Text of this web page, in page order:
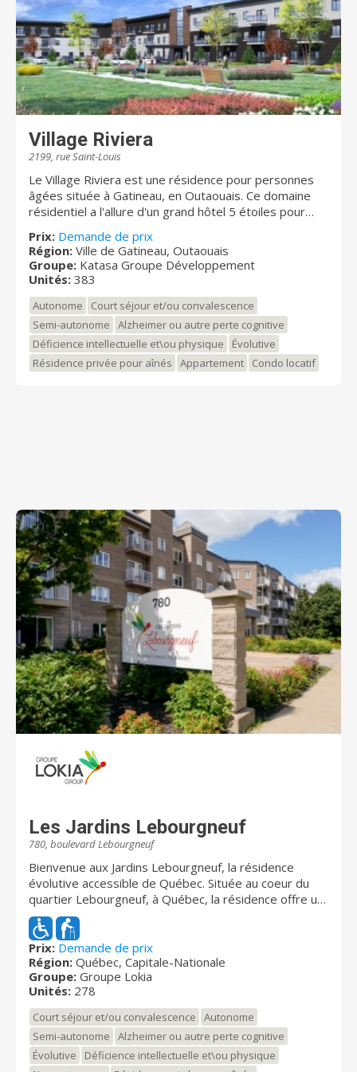
personnel dévoué!
Village Riviera
2199, rue Saint-Louis
Le Village Riviera est une résidence pour personnes
âgées située à Gatineau, en Outaouais. Ce domaine
résidentiel a l'allure d'un grand hôtel 5 étoiles pour
Riviera est situé à flanc de montagne, avec un accès à
27 acres de terrain et une vue imprenable sur les
villes de Gatineau et d’Ottawa ainsi que sur la rivière
résidents du Village Riviera peuvent faire une
promenade de santé dans un sentier boisé. La Village
Riviera convient aux personnes âgées autonomes et
semi-autonomes. La section des soins accueille les
aînés non autonomes et les personnes atteintes de la
Prix: Demande de prix
Région: Ville de Gatineau, Outaouais
Groupe: Katasa Groupe Développement
Unités: 383
Autonome
Court séjour et/ou convalescence
Semi-autonome
Alzheimer ou autre perte cognitive
Déficience intellectuelle et\ou physique
Évolutive
Résidence privée pour aînés
Appartement Condo locatif
Les Jardins Lebourgneuf
780, boulevard Lebourgneuf
Bienvenue aux Jardins Lebourgneuf, la résidence
évolutive accessible de Québec. Située au coeur du
quartier Lebourgneuf, à Québec, la résidence offre un
environnement sécuritaire comblant les besoins des
aînés semi-autonomes et en perte d'autonomie
cognitive. Nous savons nous adapter aux besoins des
résidents. D’ailleurs, beaucoup de services de soins
sont disponibles à la carte. Le personnel qualifié et
courtois des Jardins Lebourgneuf vous accueille avec
plaisir dans le plus grand respect. Découvrez un
complexe d’habitations reposant, bordé d’un
magnifique aménagement et situé à proximité de
nombreux services : pharmacie, cliniques médicale et
Prix: Demande de prix
Région: Québec, Capitale-Nationale
Groupe: Groupe Lokia
Unités: 278
Court séjour et/ou convalescence
Autonome
Semi-autonome
Alzheimer ou autre perte cognitive
Évolutive
Déficience intellectuelle et\ou physique